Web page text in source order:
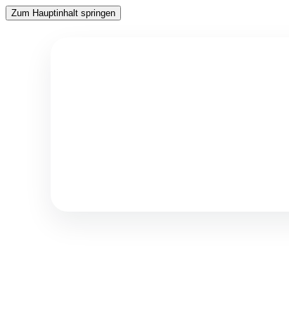
Zum Hauptinhalt springen